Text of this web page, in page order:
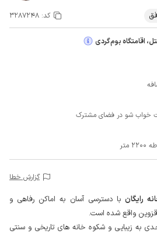
کد: 3287248
اقامتگاه بوم‌گردی
گزارش خطا
رایگانبا دسترسی آسان به اماکن رفاهی و
واقع شده است.
در یک مجموعه 12 واحدی به زیبایی و شکوه خانه های تاریخی و سنتی